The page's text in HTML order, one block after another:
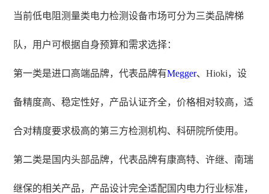
当前低电阻测量类电力检测设备市场可分为三类品牌梯
队，用户可根据自身预算和需求选择：
第一类是进口高端品牌，代表品牌有Megger、Hioki，设
备精度高、稳定性好，产品认证齐全，价格相对较高，适
合对精度要求极高的第三方检测机构、科研院所使用。
第二类是国内头部品牌，代表品牌有康高特、许继、南瑞
继保的相关产品，产品设计完全适配国内电力行业标准，